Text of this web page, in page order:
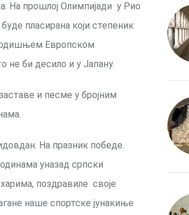
На прошлој Олимпијади у Рио
пласирана који степеник
Европском
не би десило и у Јапану.
и песме у бројним
На празник победе.
уназад српски
поздравиле своје
наше спортске јунакиње